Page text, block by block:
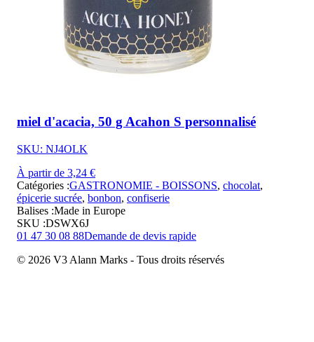
miel d'acacia, 50 g Acahon S personnalisé
SKU: NJ4OLK
À partir de 3,24 €
Catégories :GASTRONOMIE - BOISSONS, chocolat,
épicerie sucrée, bonbon, confiserie
Balises :Made in Europe
SKU :DSWX6J
01 47 30 08 88Demande de devis rapide
© 2026 V3 Alann Marks - Tous droits réservés